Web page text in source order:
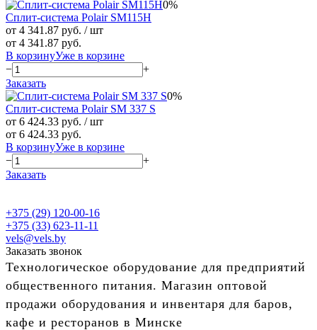
0%
Сплит-система Polair SM115H
от 4 341.87 руб. / шт
от 4 341.87 руб.
В корзинуУже в корзине
−
+
Заказать
0%
Сплит-система Polair SM 337 S
от 6 424.33 руб. / шт
от 6 424.33 руб.
В корзинуУже в корзине
−
+
Заказать
+375 (29) 120-00-16
+375 (33) 623-11-11
vels@vels.by
Заказать звонок
Технологическое оборудование для предприятий
общественного питания. Магазин оптовой
продажи оборудования и инвентаря для баров,
кафе и ресторанов в Минске